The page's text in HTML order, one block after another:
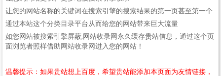
让您的网站名称的关键词在搜索引擎的搜索结果的第一页甚至第一个
通过本站这个分类目录平台从而给您的网站带来巨大流量
如您网站被搜索引擎屏蔽,网站收录网永久缓存贵站信息，通过这个页
面浏览者照样借助网站收录网进入您的网站！
温馨提示：如果贵站想上百度，希望贵站能添加本页面为友情链接，